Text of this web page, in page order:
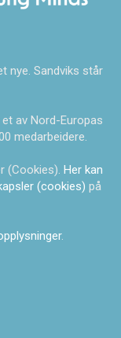
nye. Sandviks står
av Nord-Europas
medarbeidere.
(Cookies). Her kan
(cookies) på
.